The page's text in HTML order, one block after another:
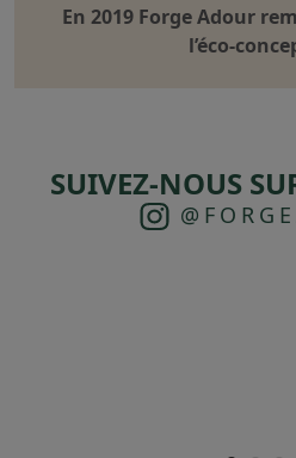
En 2019 Forge Adour
l’éco-
SUIVEZ-NOUS